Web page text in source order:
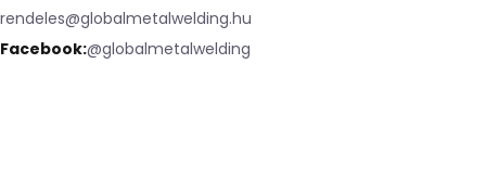
rendeles@globalmetalwelding.hu
Facebook:@globalmetalwelding